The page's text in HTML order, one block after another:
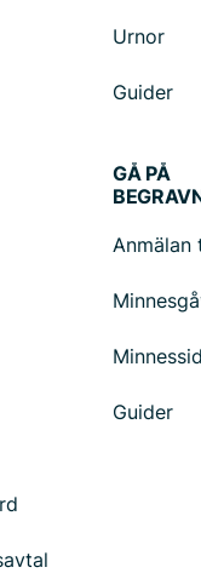
Urnor
Guider
GÅ PÅ
Anmälan
Guider